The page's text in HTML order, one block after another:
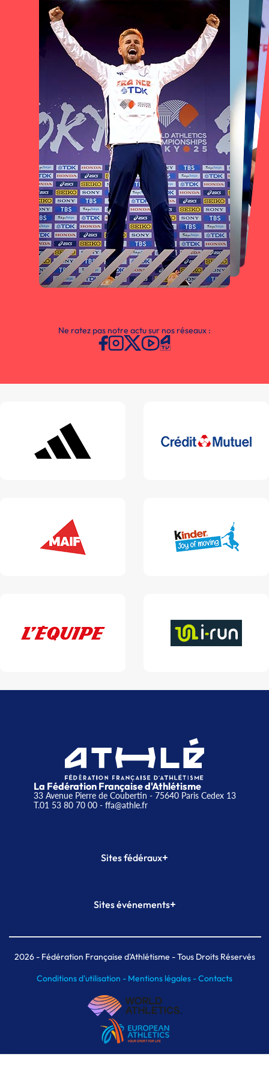
Ne ratez pas notre actu sur nos réseaux :
La Fédération Française d'Athlétisme
33 Avenue Pierre de Coubertin - 75640 Paris Cedex 13
T.01 53 80 70 00- ffa@athle.fr
Sites fédéraux+
Plateforme Formation
Sites événements+
Meeting de Paris indoor
MAIF Ekiden de Paris
2026- Fédération Française d'Athlétisme - Tous Droits Réservés
Conditions d'utilisation - Mentions légales -Contacts